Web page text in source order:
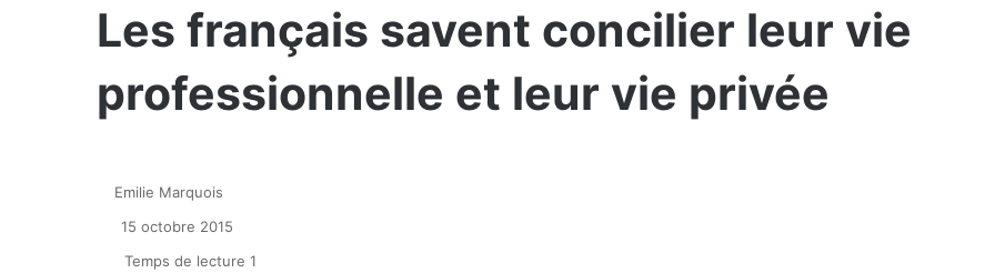
Les français savent concilier leur vie
professionnelle et leur vie privée
Emilie Marquois
15 octobre 2015
Temps de lecture 1